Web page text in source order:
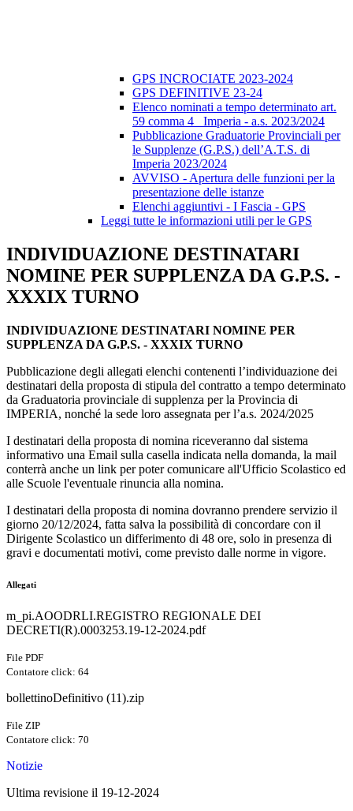
GPS INCROCIATE 2023-2024
GPS DEFINITIVE 23-24
Elenco nominati a tempo determinato art.
59 comma 4_ Imperia - a.s. 2023/2024
Pubblicazione Graduatorie Provinciali per
le Supplenze (G.P.S.) dell’A.T.S. di
Imperia 2023/2024
AVVISO - Apertura delle funzioni per la
presentazione delle istanze
Elenchi aggiuntivi - I Fascia - GPS
Leggi tutte le informazioni utili per le GPS
INDIVIDUAZIONE DESTINATARI
NOMINE PER SUPPLENZA DA G.P.S. -
XXXIX TURNO
INDIVIDUAZIONE DESTINATARI NOMINE PER
SUPPLENZA DA G.P.S. - XXXIX TURNO
Pubblicazione degli allegati elenchi contenenti l’individuazione dei
destinatari della proposta di stipula del contratto a tempo determinato
da Graduatoria provinciale di supplenza per la Provincia di
IMPERIA, nonché la sede loro assegnata per l’a.s. 2024/2025
I destinatari della proposta di nomina riceveranno dal sistema
informativo una Email sulla casella indicata nella domanda, la mail
conterrà anche un link per poter comunicare all'Ufficio Scolastico ed
alle Scuole l'eventuale rinuncia alla nomina.
I destinatari della proposta di nomina dovranno prendere servizio il
giorno 20/12/2024, fatta salva la possibilità di concordare con il
Dirigente Scolastico un differimento di 48 ore, solo in presenza di
gravi e documentati motivi, come previsto dalle norme in vigore.
Allegati
m_pi.AOODRLI.REGISTRO REGIONALE DEI
DECRETI(R).0003253.19-12-2024.pdf
File PDF
Contatore click: 64
bollettinoDefinitivo (11).zip
File ZIP
Contatore click: 70
Notizie
Ultima revisione il 19-12-2024